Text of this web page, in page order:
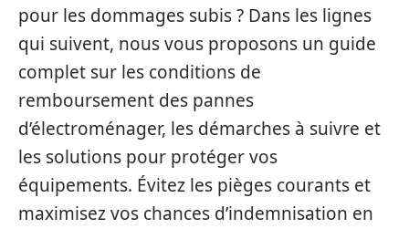
pour les dommages subis ? Dans les lignes
qui suivent, nous vous proposons un guide
complet sur les conditions de
remboursement des pannes
d’électroménager, les démarches à suivre et
les solutions pour protéger vos
équipements. Évitez les pièges courants et
maximisez vos chances d’indemnisation en